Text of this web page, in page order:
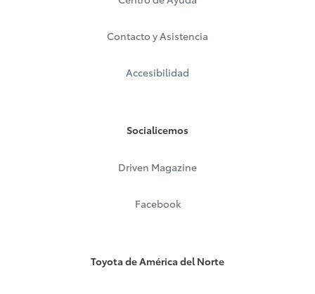
Contacto y Asistencia
Accesibilidad
Socialicemos
Driven Magazine
Facebook
Toyota de América del Norte